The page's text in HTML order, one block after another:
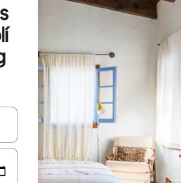
pomocou klávesov so šípkami